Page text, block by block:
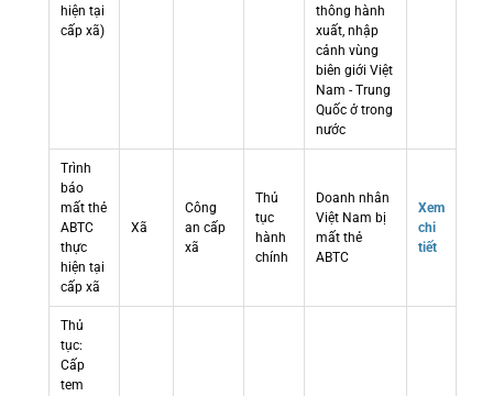
hiện tại
cấp xã)
thông hành
xuất, nhập
cảnh vùng
biên giới Việt
Nam - Trung
Quốc ở trong
nước
Trình
báo
mất thẻ
ABTC
thực
hiện tại
cấp xã
Xã
Công
an cấp
xã
Thủ
tục
hành
chính
Doanh nhân
Việt Nam bị
mất thẻ
ABTC
Xem
chi
tiết
Thủ
tục:
Cấp
tem